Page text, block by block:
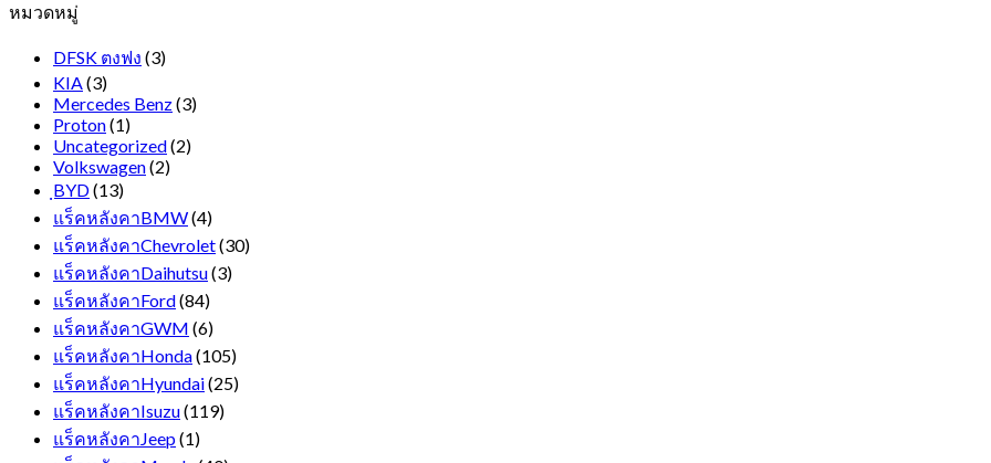
หมวดหมู่
DFSK ตงฟง (3)
KIA(3)
Mercedes Benz(3)
Proton(1)
Uncategorized(2)
Volkswagen(2)
ฺBYD(13)
แร็คหลังคาBMW(4)
แร็คหลังคาChevrolet(30)
แร็คหลังคาDaihutsu(3)
แร็คหลังคาFord(84)
แร็คหลังคาGWM (6)
แร็คหลังคาHonda(105)
แร็คหลังคาHyundai(25)
แร็คหลังคาIsuzu(119)
แร็คหลังคาJeep(1)